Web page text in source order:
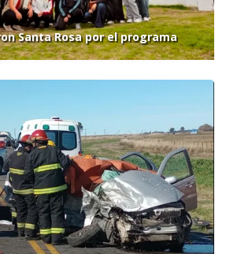
Santa Rosa por el programa